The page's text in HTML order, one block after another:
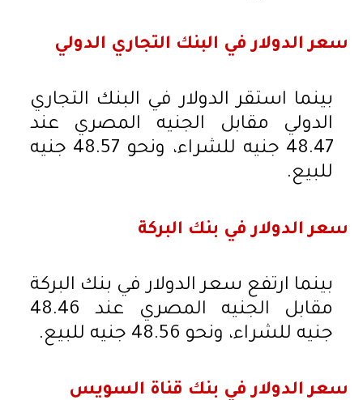
سعر الدولار في البنك التجاري الدولي
بينما استقر الدولار في البنك التجاري
الدولي مقابل الجنيه المصري عند
48.47 جنيه للشراء، ونحو 48.57 جنيه
للبيع.
سعر الدولار في بنك البركة
بينما ارتفع سعر الدولار في بنك البركة
مقابل الجنيه المصري عند 48.46
جنيه للشراء، ونحو 48.56 جنيه للبيع.
سعر الدولار في بنك قناة السويس